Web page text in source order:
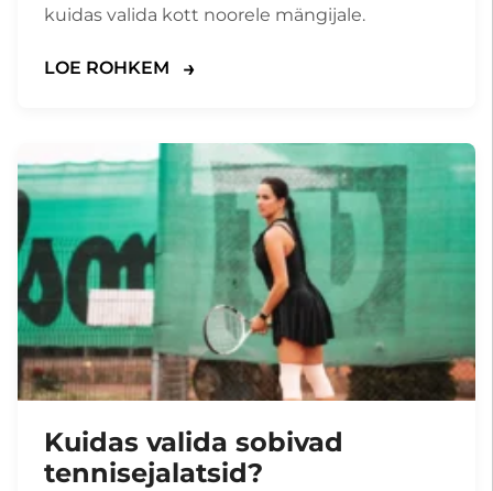
kuidas valida kott noorele mängijale.
LOE ROHKEM
Kuidas valida sobivad
tennisejalatsid?